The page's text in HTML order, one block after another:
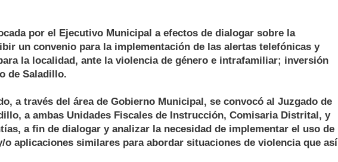
por el Ejecutivo Municipal a efectos de dialogar sobre la
un convenio para la implementación de las alertas telefónicas y
la localidad, ante la violencia de género e intrafamiliar; inversión
de Saladillo.
a través del área de Gobierno Municipal, se convocó al Juzgado de
a ambas Unidades Fiscales de Instrucción, Comisaria Distrital, y
a fin de dialogar y analizar la necesidad de implementar el uso de
o aplicaciones similares para abordar situaciones de violencia que así